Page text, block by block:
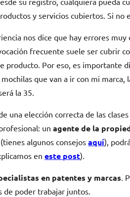
su registro, cualquiera pueda
y servicios cubiertos. Si
nos dice que hay errores
frecuente suele ser cubrir
producto. Por eso, es importante
que van a ir con mi
la 35.
una elección correcta de las
unagente de la
algunos consejosaquí),
eneste post).
en patentes y marcas.
de poder trabajar juntos.